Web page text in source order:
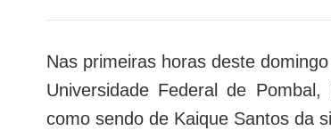
Nas primeiras horas deste
Universidade Federal de
como sendo de Kaique Santos da